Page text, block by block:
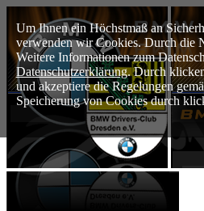
Um Ihnen ein Höchstmaß an
verwenden wir Cookies. Durch die
Weitere Informationen zum
Datenschutzerklärung. Durch
und akzeptiere die Regelungen
Speicherung von Cookies durch